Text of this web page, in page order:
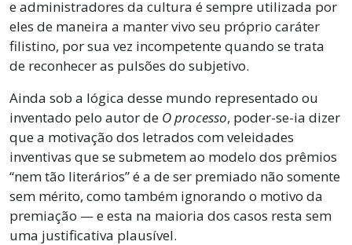
e administradores da cultura é sempre utilizada por
eles de maneira a manter vivo seu próprio caráter
filistino, por sua vez incompetente quando se trata
de reconhecer as pulsões do subjetivo.
Ainda sob a lógica desse mundo representado ou
inventado pelo autor de O processo, poder-se-ia dizer
que a motivação dos letrados com veleidades
inventivas que se submetem ao modelo dos prêmios
“nem tão literários” é a de ser premiado não somente
sem mérito, como também ignorando o motivo da
premiação — e esta na maioria dos casos resta sem
uma justificativa plausível.